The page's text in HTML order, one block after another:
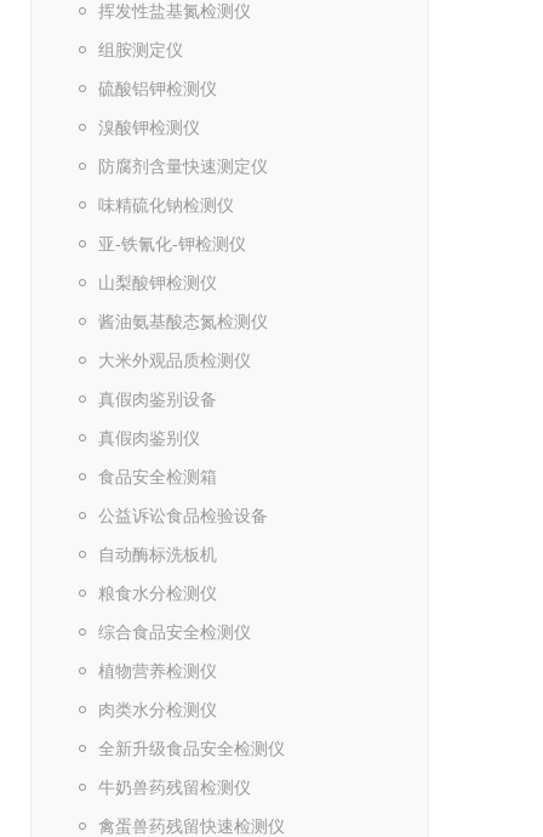
挥发性盐基氮检测仪
组胺测定仪
硫酸铝钾检测仪
溴酸钾检测仪
防腐剂含量快速测定仪
味精硫化钠检测仪
亚-铁氰化-钾检测仪
山梨酸钾检测仪
酱油氨基酸态氮检测仪
大米外观品质检测仪
真假肉鉴别设备
真假肉鉴别仪
食品安全检测箱
公益诉讼食品检验设备
自动酶标洗板机
粮食水分检测仪
综合食品安全检测仪
植物营养检测仪
肉类水分检测仪
全新升级食品安全检测仪
牛奶兽药残留检测仪
禽蛋兽药残留快速检测仪